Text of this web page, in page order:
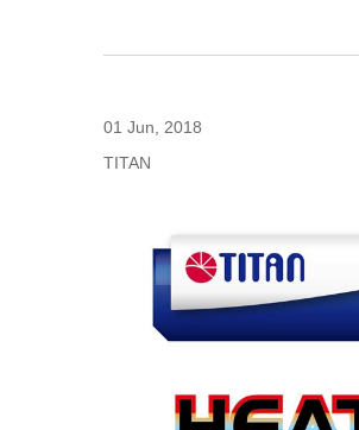
01 Jun, 2018
TITAN